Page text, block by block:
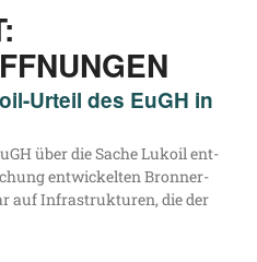
Urteil des EuGH in
über die Sache Lukoil ent­
ent­wi­ckel­ten Bron­­ner-
auf Infra­struk­tu­ren, die der